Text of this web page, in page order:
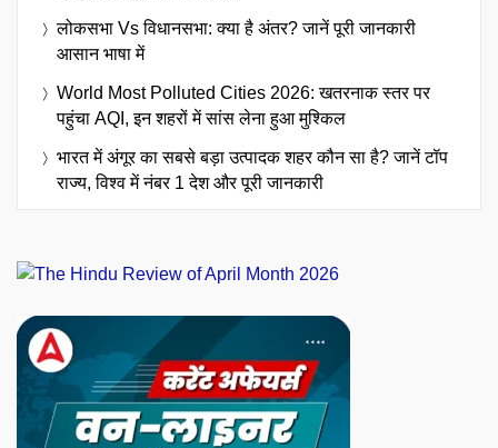
लोकसभा Vs विधानसभा: क्या है अंतर? जानें पूरी जानकारी
आसान भाषा में
World Most Polluted Cities 2026: खतरनाक स्तर पर
पहुंचा AQI, इन शहरों में सांस लेना हुआ मुश्किल
भारत में अंगूर का सबसे बड़ा उत्पादक शहर कौन सा है? जानें टॉप
राज्य, विश्व में नंबर 1 देश और पूरी जानकारी